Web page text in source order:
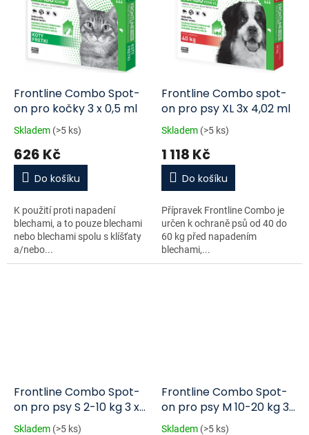
Frontline Combo Spot-
on pro kočky 3 x 0,5 ml
Skladem (>5 ks)
626 Kč
Do košíku
K použití proti napadení
blechami, a to pouze blechami
nebo blechami spolu s klíšťaty
a/nebo...
Frontline Combo spot-
on pro psy XL 3x 4,02 ml
Skladem (>5 ks)
1 118 Kč
Do košíku
Přípravek Frontline Combo je
určen k ochraně psů od 40 do
60 kg před napadením
blechami,...
Frontline Combo Spot-
on pro psy S 2-10 kg 3 x
0,67 ml
Skladem (>5 ks)
Frontline Combo Spot-
on pro psy M 10-20 kg 3
x 1,34 ml
Skladem (>5 ks)